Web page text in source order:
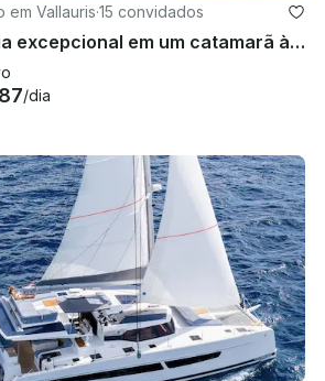
em Vallauris·15 convidados
Um dia excepcional em um catamarã à vela Lagoon de 51 pés na Riviera Francesa
/dia